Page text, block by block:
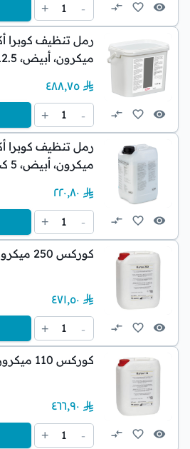
-
1
+
ميكرون، أبيض، 12.5 كجم
٤٨٨٫٧٥
-
1
+
ميكرون، أبيض، 5 كجم
٢٢٠٫٨٠
-
1
+
كوركس 250 ميكرون رمل التنظيف
٤٧١٫٥٠
-
1
+
كوركس 110 ميكرون رمل التنظيف
٤٦٦٫٩٠
-
1
+